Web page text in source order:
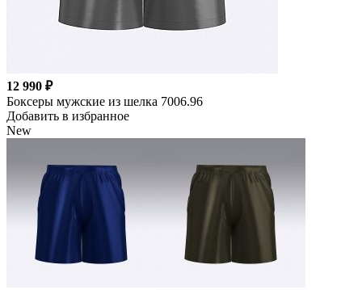
12 990 ₽
Боксеры мужские из шелка 7006.96
Добавить в избранное
New